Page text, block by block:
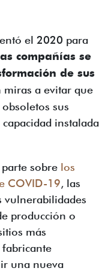
el 2020 para
compañías se
de sus
miras a evitar que
sus
instalada
sobre los
COVID-19, las
vulnerabilidades
producción o
más
una nueva